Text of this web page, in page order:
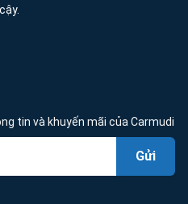
tin và khuyến mãi của Carmudi
Gửi